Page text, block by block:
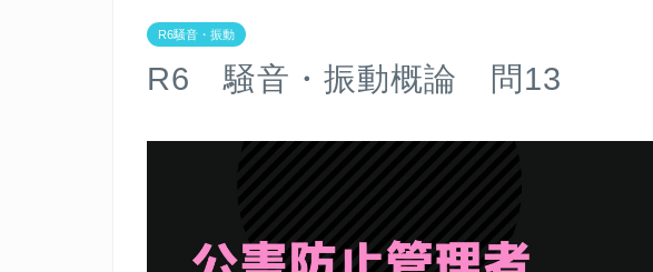
R6騒音・振動
R6 騒音・振動概論 問13